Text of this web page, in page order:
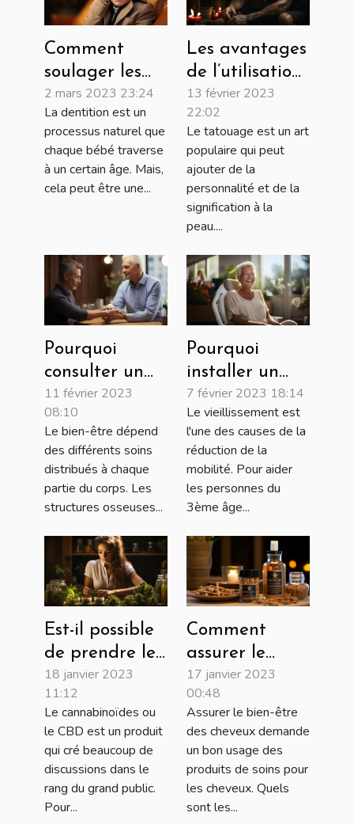
Comment
soulager les
poussées
dentaires chez
le bébé ?
2 mars 2023 23:24
La dentition est un
processus naturel que
chaque bébé traverse
à un certain âge. Mais,
cela peut être une...
Les avantages
de l’utilisation
de l’huile de
coco après le
tatouage
13 février 2023
22:02
Le tatouage est un art
populaire qui peut
ajouter de la
personnalité et de la
signification à la
peau....
Pourquoi
consulter un
Ostéopathe ?
11 février 2023
08:10
Le bien-être dépend
des différents soins
distribués à chaque
partie du corps. Les
structures osseuses...
Pourquoi
installer un
monte-
escalier?
7 février 2023 18:14
Le vieillissement est
l'une des causes de la
réduction de la
mobilité. Pour aider
les personnes du
3ème âge...
Est-il possible
de prendre le
CBD sur
ordonnance ?
18 janvier 2023
11:12
Le cannabinoïdes ou
le CBD est un produit
qui cré beaucoup de
discussions dans le
rang du grand public.
Pour...
Comment
assurer le
bien-être de
vos cheveux
avec des
produits
French Lizz de
soins pour
cheveux ?
17 janvier 2023
00:48
Assurer le bien-être
des cheveux demande
un bon usage des
produits de soins pour
les cheveux. Quels
sont les...